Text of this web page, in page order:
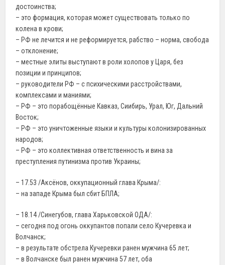
достоинства;
– это формация, которая может существовать только по
колена в крови;
– РФ не лечится и не реформируется, рабство – норма, свобода
– отклонение;
– местные элиты выступают в роли холопов у Царя, без
позиции и принципов;
– руководители РФ – с психическими расстройствами,
комплексами и маниями;
– РФ – это порабощённые Кавказ, Сиибирь, Урал, Юг, Дальний
Восток;
– РФ – это уничтоженные языки и культуры колонизированных
народов;
– РФ – это коллективная ответственность и вина за
преступления путинизма против Украины;
– 17.53 /Аксёнов, оккупационный глава Крыма/:
– на западе Крыма был сбит БПЛА;
– 18.14 /Синегубов, глава Харьковской ОДА/:
– сегодня под огонь оккупантов попали село Кучеревка и
Волчанск;
– в результате обстрела Кучеревки ранен мужчина 65 лет;
– в Волчанске был ранен мужчина 57 лет, оба